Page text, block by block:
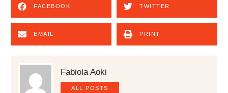
FACEBOOK TWITTER
EMAIL PRINT
Fabiola Aoki
ALL POSTS